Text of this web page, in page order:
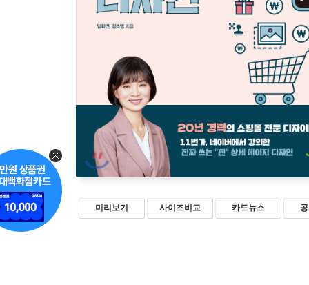
미리보기 사이즈비교 카드뉴스